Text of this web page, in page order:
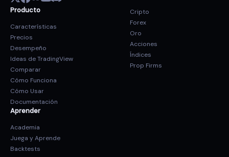
Producto
Características
Precios
Desempeño
Ideas de TradingView
Comparar
Cómo Funciona
Cómo Usar
Documentación
Aprender
Academia
Juega y Aprende
Backtests
Cripto
Forex
Oro
Acciones
Índices
Prop Firms